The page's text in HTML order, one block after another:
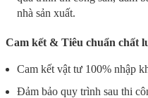
nhà sản xuất.
Cam kết & Tiêu chuẩn chất
Cam kết vật tư 100% nhập
Đảm bảo quy trình sau thi